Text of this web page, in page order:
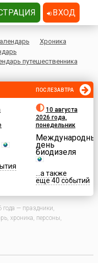
Хроника
путешественника
ПОСЛЕЗАВТРА
10 августа
2026 года,
понедельник
день
биодизеля
...а также
еще 40 событий
— праздники,
хроника, персоны,
ВХОД